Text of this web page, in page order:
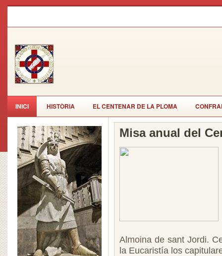
INICI HISTÒRIA EL CENTENAR DE LA PLOMA
Misa anual del
Almoina de sant Jordi.
la Eucaristía los